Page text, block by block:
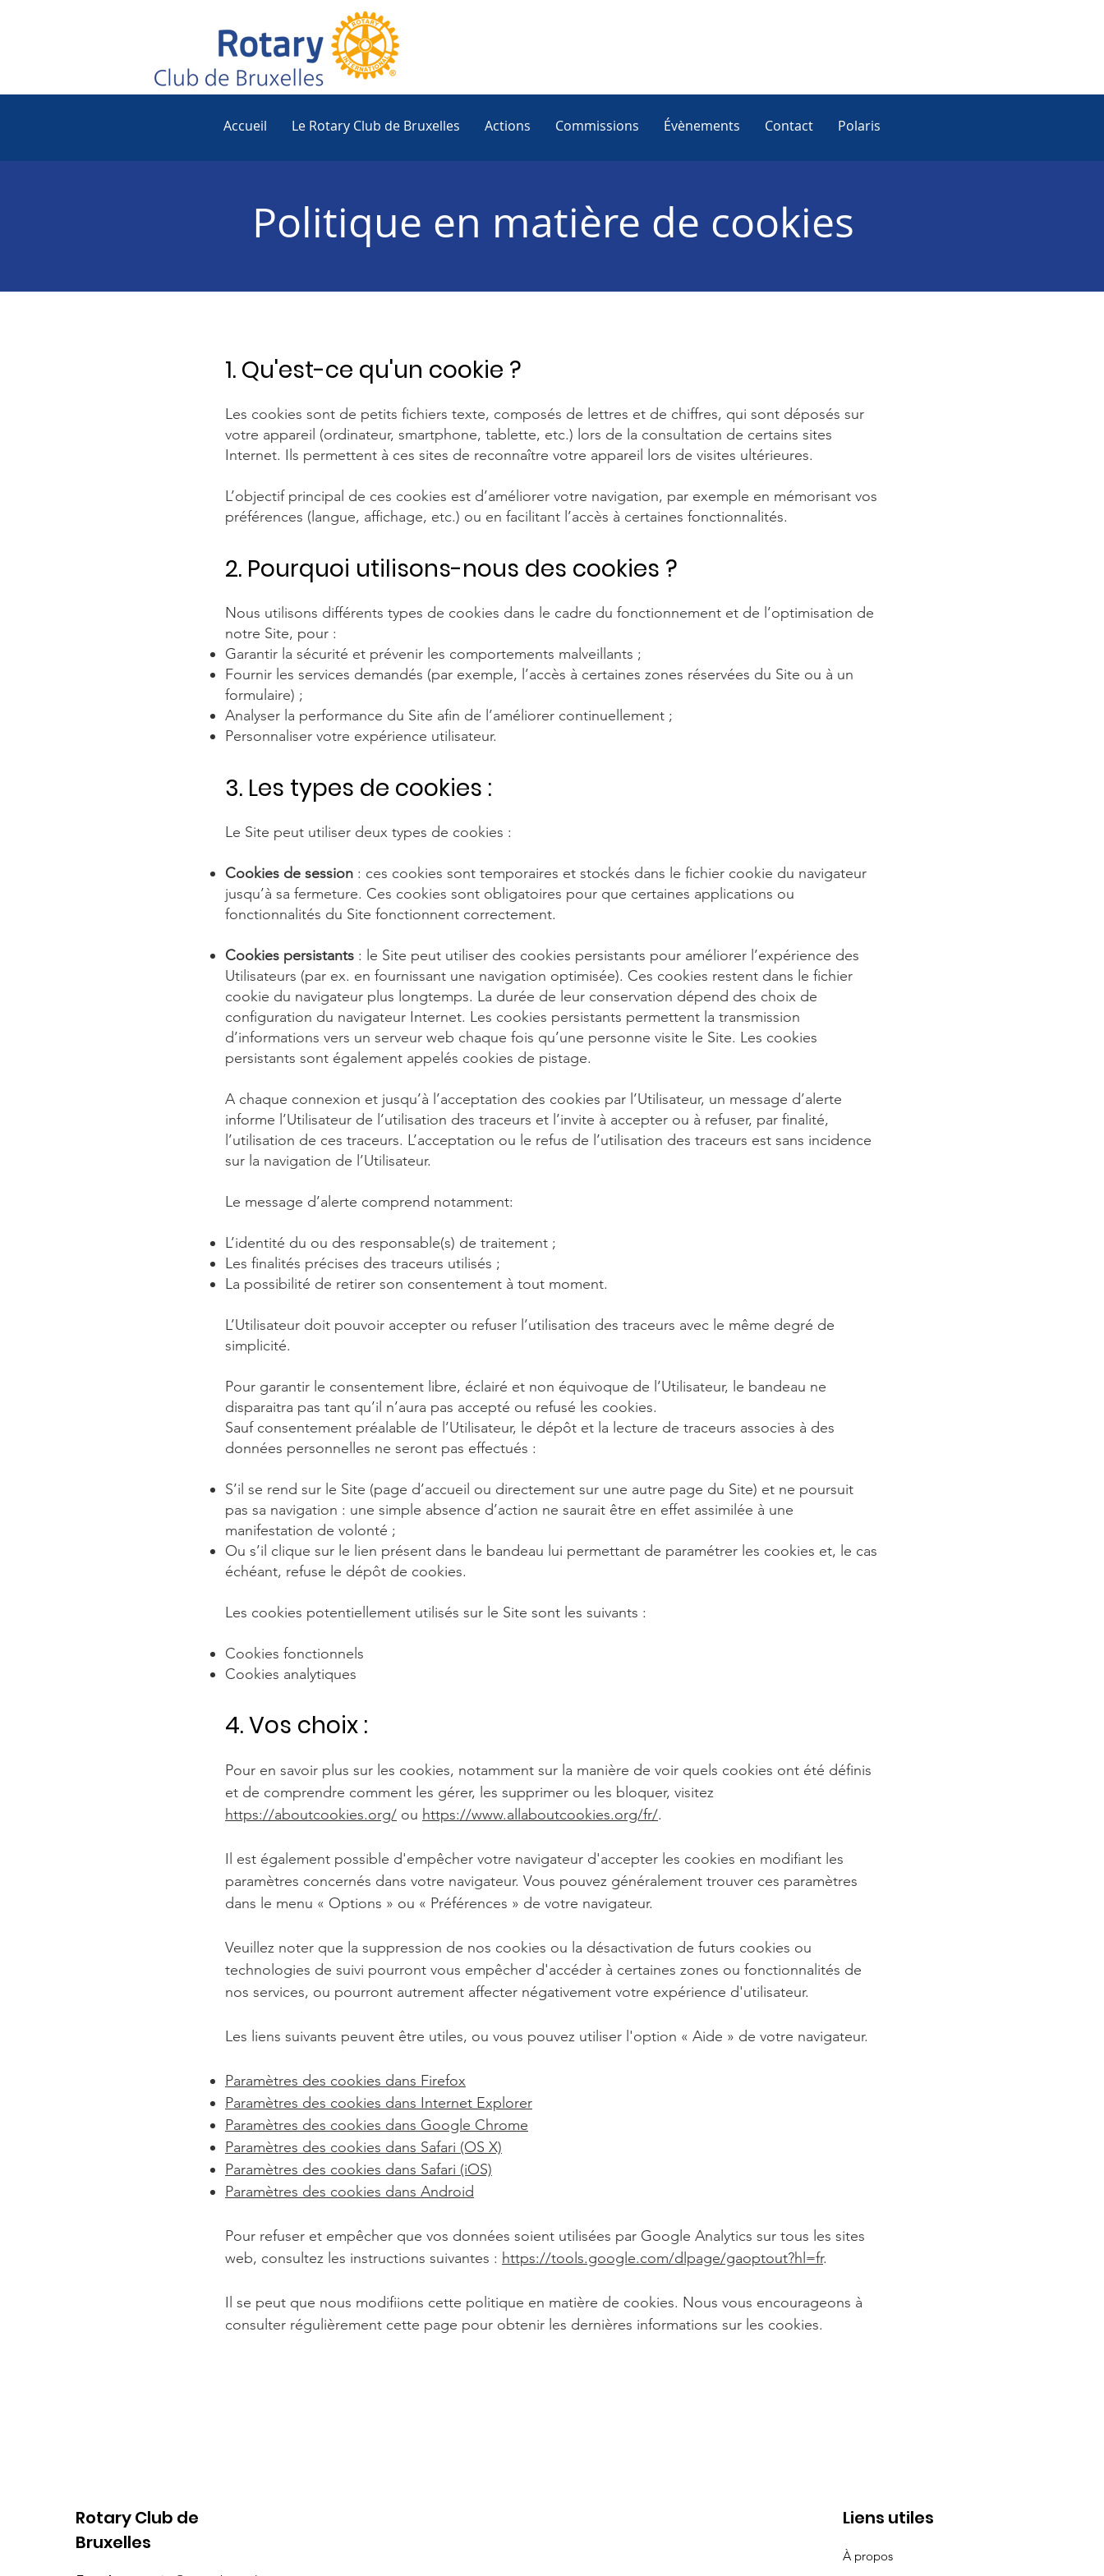
Accueil Le Rotary Club de Bruxelles Actions Commissions Évènements Contact Polaris
Politique en matière de cookies
1. Qu'est-ce qu'un cookie ?
Les cookies sont de petits fichiers texte, composés de lettres et de chiffres, qui sont déposés sur
votre appareil (ordinateur, smartphone, tablette, etc.) lors de la consultation de certains sites
Internet. Ils permettent à ces sites de reconnaître votre appareil lors de visites ultérieures.
L’objectif principal de ces cookies est d’améliorer votre navigation, par exemple en mémorisant vos
préférences (langue, affichage, etc.) ou en facilitant l’accès à certaines fonctionnalités.
2. Pourquoi utilisons-nous des cookies ?
Nous utilisons différents types de cookies dans le cadre du fonctionnement et de l’optimisation de
notre Site, pour :
Garantir la sécurité et prévenir les comportements malveillants ;
Fournir les services demandés (par exemple, l’accès à certaines zones réservées du Site ou à un
formulaire) ;
Analyser la performance du Site afin de l’améliorer continuellement ;
Personnaliser votre expérience utilisateur.
3. Les types de cookies :
Le Site peut utiliser deux types de cookies :
Cookies de session : ces cookies sont temporaires et stockés dans le fichier cookie du navigateur
jusqu’à sa fermeture. Ces cookies sont obligatoires pour que certaines applications ou
fonctionnalités du Site fonctionnent correctement.
Cookies persistants : le Site peut utiliser des cookies persistants pour améliorer l’expérience des
Utilisateurs (par ex. en fournissant une navigation optimisée). Ces cookies restent dans le fichier
cookie du navigateur plus longtemps. La durée de leur conservation dépend des choix de
configuration du navigateur Internet. Les cookies persistants permettent la transmission
d’informations vers un serveur web chaque fois qu’une personne visite le Site. Les cookies
persistants sont également appelés cookies de pistage.
A chaque connexion et jusqu’à l’acceptation des cookies par l’Utilisateur, un message d’alerte
informe l’Utilisateur de l’utilisation des traceurs et l’invite à accepter ou à refuser, par finalité,
l’utilisation de ces traceurs. L’acceptation ou le refus de l’utilisation des traceurs est sans incidence
sur la navigation de l’Utilisateur.
Le message d’alerte comprend notamment:
L’identité du ou des responsable(s) de traitement ;
Les finalités précises des traceurs utilisés ;
La possibilité de retirer son consentement à tout moment.
L’Utilisateur doit pouvoir accepter ou refuser l’utilisation des traceurs avec le même degré de
simplicité.
Pour garantir le consentement libre, éclairé et non équivoque de l’Utilisateur, le bandeau ne
disparaitra pas tant qu’il n’aura pas accepté ou refusé les cookies.
Sauf consentement préalable de l’Utilisateur, le dépôt et la lecture de traceurs associes à des
données personnelles ne seront pas effectués :
S’il se rend sur le Site (page d’accueil ou directement sur une autre page du Site) et ne poursuit
pas sa navigation : une simple absence d’action ne saurait être en effet assimilée à une
manifestation de volonté ;
Ou s’il clique sur le lien présent dans le bandeau lui permettant de paramétrer les cookies et, le cas
échéant, refuse le dépôt de cookies.
Les cookies potentiellement utilisés sur le Site sont les suivants :
Cookies fonctionnels
Cookies analytiques
4. Vos choix :
Pour en savoir plus sur les cookies, notamment sur la manière de voir quels cookies ont été définis
et de comprendre comment les gérer, les supprimer ou les bloquer, visitez
https://aboutcookies.org/ ou https://www.allaboutcookies.org/fr/.
Il est également possible d'empêcher votre navigateur d'accepter les cookies en modifiant les
paramètres concernés dans votre navigateur. Vous pouvez généralement trouver ces paramètres
dans le menu « Options » ou « Préférences » de votre navigateur.
Veuillez noter que la suppression de nos cookies ou la désactivation de futurs cookies ou
technologies de suivi pourront vous empêcher d'accéder à certaines zones ou fonctionnalités de
nos services, ou pourront autrement affecter négativement votre expérience d'utilisateur.
Les liens suivants peuvent être utiles, ou vous pouvez utiliser l'option « Aide » de votre navigateur.
Paramètres des cookies dans Firefox
Paramètres des cookies dans Internet Explorer
Paramètres des cookies dans Google Chrome
Paramètres des cookies dans Safari (OS X)
Paramètres des cookies dans Safari (iOS)
Paramètres des cookies dans Android
Pour refuser et empêcher que vos données soient utilisées par Google Analytics sur tous les sites
web, consultez les instructions suivantes : https://tools.google.com/dlpage/gaoptout?hl=fr.
Il se peut que nous modifiions cette politique en matière de cookies. Nous vous encourageons à
consulter régulièrement cette page pour obtenir les dernières informations sur les cookies.
Rotary Club de
Bruxelles
Liens utiles
À propos